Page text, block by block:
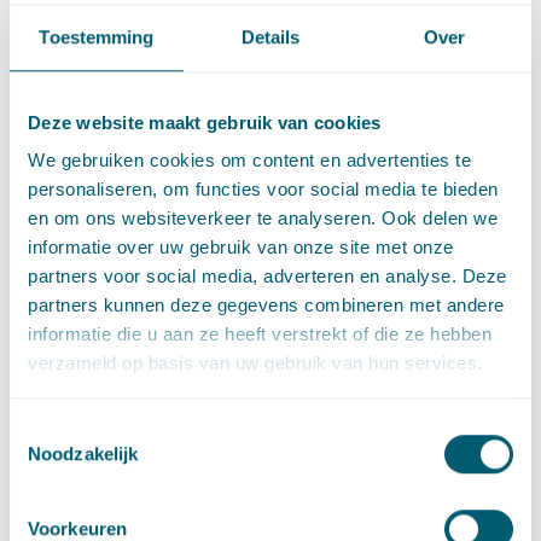
Toestemming Details Over
Deze website maakt gebruik van cookies
We gebruiken cookies om content en advertenties te
personaliseren, om functies voor social media te bieden
en om ons websiteverkeer te analyseren. Ook delen we
informatie over uw gebruik van onze site met onze
partners voor social media, adverteren en analyse. Deze
partners kunnen deze gegevens combineren met andere
informatie die u aan ze heeft verstrekt of die ze hebben
verzameld op basis van uw gebruik van hun services.
Noodzakelijk
Voorkeuren
In lid 2 en 3 van dit artikel zijn omstandigheden opgesomd
waarin sprake is van een wezenlijke wijziging; een wijziging
materieel verschilt van de oorspronkelijke opdracht. Daarnaast
omschreven gevallen in ieder geval wezenlijk, zoals wanneer
de wijziging het economische evenwicht van de overeenkomst
wijzigt in het voordeel van de opdrachtnemer op een wijze die
door de voorwaarden van de oorspronkelijke opdracht niet
was voorzien.
Niet bij iedere termijnverlening zal een verschuiving van het
economisch evenwicht van de overeenkomst kunnen worden
het evenwicht lijkt niet door iedere geringe wijziging te kunnen
worden verstoord). Het is dus goed om daar in de praktijk bij